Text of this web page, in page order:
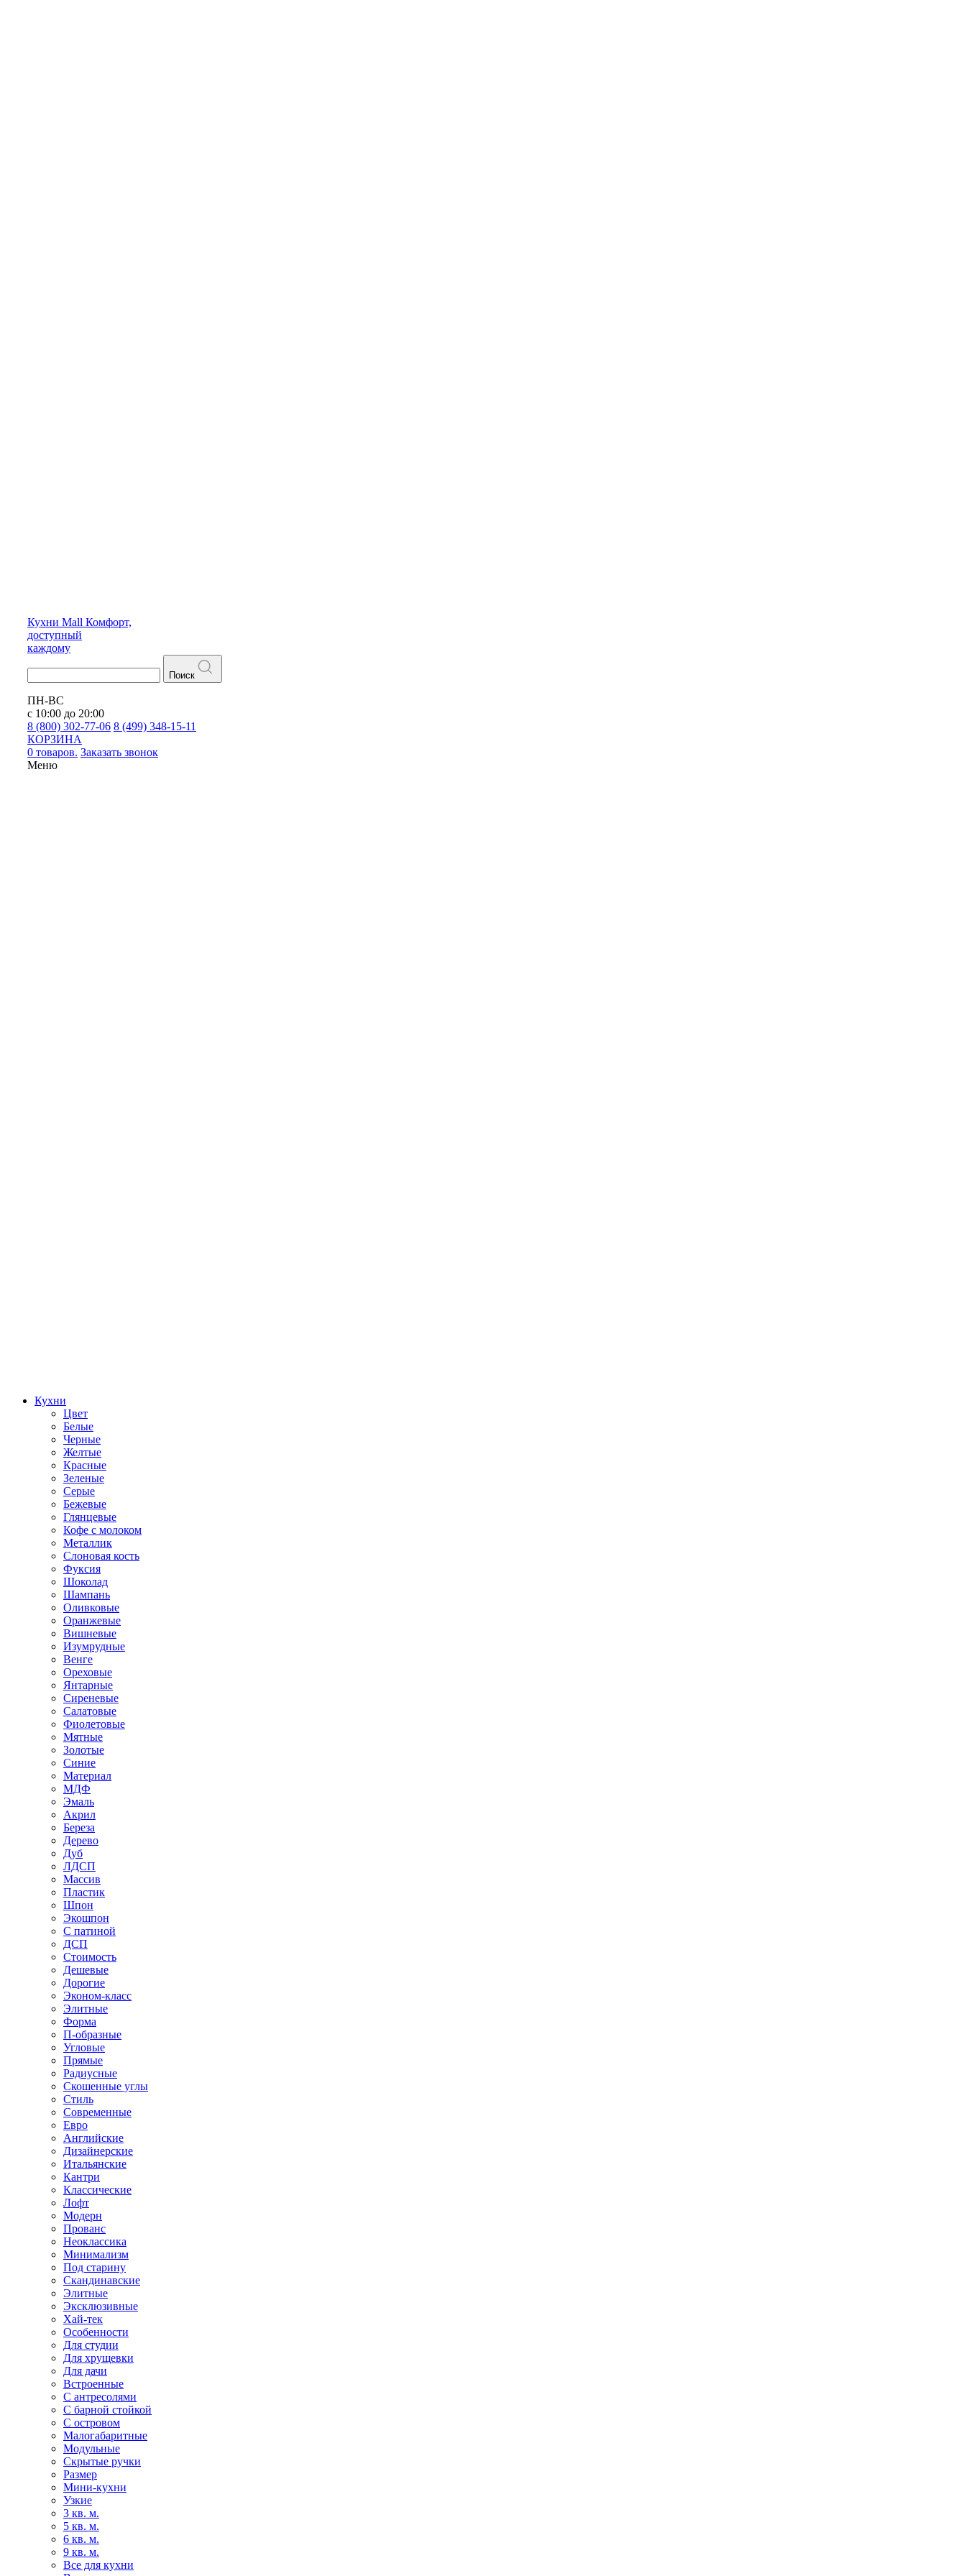
Кухни Mall Комфорт,
доступный
каждому
Поиск
ПН-ВС
с 10:00 до 20:00
8 (800) 302-77-06 8 (499) 348-15-11
КОРЗИНА
0 товаров. Заказать звонок
Меню
Кухни
Цвет
Белые
Черные
Желтые
Красные
Зеленые
Серые
Бежевые
Глянцевые
Кофе с молоком
Металлик
Слоновая кость
Фуксия
Шоколад
Шампань
Оливковые
Оранжевые
Вишневые
Изумрудные
Венге
Ореховые
Янтарные
Сиреневые
Салатовые
Фиолетовые
Мятные
Золотые
Синие
Материал
МДФ
Эмаль
Акрил
Береза
Дерево
Дуб
ЛДСП
Массив
Пластик
Шпон
Экошпон
С патиной
ДСП
Стоимость
Дешевые
Дорогие
Эконом-класс
Элитные
Форма
П-образные
Угловые
Прямые
Радиусные
Скошенные углы
Стиль
Современные
Евро
Английские
Дизайнерские
Итальянские
Кантри
Классические
Лофт
Модерн
Прованс
Неоклассика
Минимализм
Под старину
Скандинавские
Элитные
Эксклюзивные
Хай-тек
Особенности
Для студии
Для хрущевки
Для дачи
Встроенные
С антресолями
С барной стойкой
С островом
Малогабаритные
Модульные
Скрытые ручки
Размер
Мини-кухни
Узкие
3 кв. м.
5 кв. м.
6 кв. м.
9 кв. м.
Все для кухни